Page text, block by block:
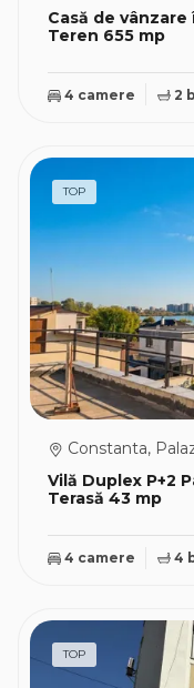
Casă de
Teren 655 mp
4 camere 2
TOP
Vilă Duplex P+2
Terasă 43 mp
Constanta,
4 camere 4
TOP